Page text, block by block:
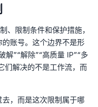
、限制条件和保护措施，
账号。这个边界不是形
解”“解除”“高质量 IP”“多
们解决的不是工作流，而
，而是这次限制属于哪